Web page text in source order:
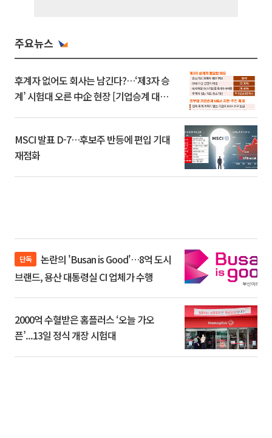
주요뉴스
후계자 없어도 회사는 남긴다?…‘제3자 승
계’ 시험대 오른 中企 현장 [기업승계 대전
MSCI 발표 D-7…후보주 반등에 편입 기대
재점화
단독
브랜드, 용산 대통령실 CI 업체가 수행
2000억 수혈받은 홈플러스 ‘오늘 가오
픈’...13일 정식 개장 시험대